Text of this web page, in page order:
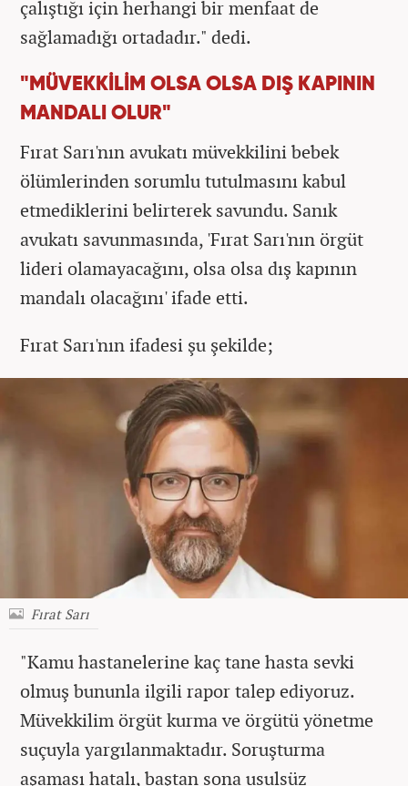
çalıştığı için herhangi bir menfaat de
sağlamadığı ortadadır." dedi.
"MÜVEKKİLİM OLSA OLSA DIŞ KAPININ
MANDALI OLUR"
Fırat Sarı'nın avukatı müvekkilini bebek
ölümlerinden sorumlu tutulmasını kabul
etmediklerini belirterek savundu. Sanık
avukatı savunmasında, 'Fırat Sarı'nın örgüt
lideri olamayacağını, olsa olsa dış kapının
mandalı olacağını' ifade etti.
Fırat Sarı'nın ifadesi şu şekilde;
Fırat Sarı
"Kamu hastanelerine kaç tane hasta sevki
olmuş bununla ilgili rapor talep ediyoruz.
Müvekkilim örgüt kurma ve örgütü yönetme
suçuyla yargılanmaktadır. Soruşturma
aşaması hatalı, baştan sona usulsüz